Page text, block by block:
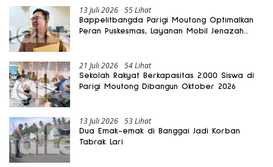
13 Juli 2026 55 Lihat
Bappelitbangda Parigi Moutong Optimalkan
Peran Puskesmas, Layanan Mobil Jenazah
21 Juli 2026 54 Lihat
Sekolah Rakyat Berkapasitas 2.000 Siswa di
Parigi Moutong Dibangun Oktober 2026
13 Juli 2026 53 Lihat
Dua Emak-emak di Banggai Jadi Korban
Tabrak Lari